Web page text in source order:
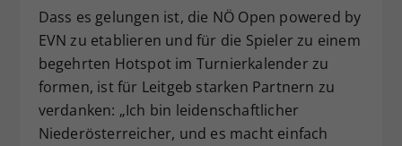
Dass es gelungen ist, die NÖ Open powered by
EVN zu etablieren und für die Spieler zu einem
begehrten Hotspot im Turnierkalender zu
formen, ist für Leitgeb starken Partnern zu
verdanken: „Ich bin leidenschaftlicher
Niederösterreicher, und es macht einfach